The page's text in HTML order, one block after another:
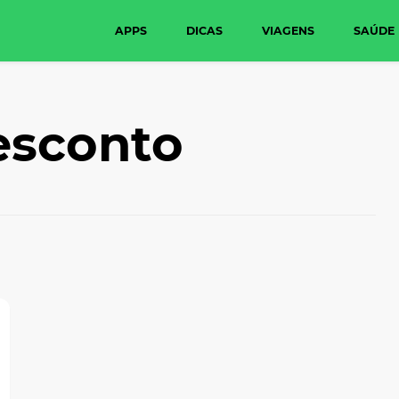
APPS DICAS VIAGENS SAÚDE